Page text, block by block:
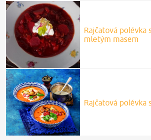
Rajčatová polévka
mletým masem
Rajčatová polévka